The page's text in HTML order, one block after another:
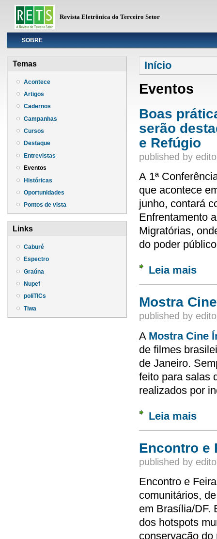
Revista Eletrônica do Terceiro Setor
InfoSOBRE
Temas
Acontece
Artigos
Cadernos
Campanhas
Cursos
Destaque
Entrevistas
Eventos
Históricas
Oportunidades
Pontos de vista
Links
Caburé
Espectro
Graúna
Nupef
poliTICs
Tiwa
Você está aqui
Início
Eventos
Boas
serão
e Refúgio
published by
A 1ª
que acontece
junho, contará
Enfrentamento
Migratórias,
do poder
Leia mais
Mostra
published by
A Mostra Cine
de filmes
de Janeiro.
feito para salas
realizados por
Leia mais
Encontro e
published by
Encontro e
comunitários,
em Brasília/DF.
dos hotspots
conservação